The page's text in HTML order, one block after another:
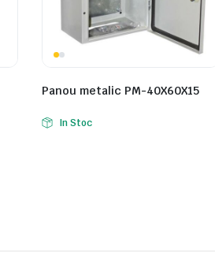
Panou metalic PM-40X60X15
In Stoc